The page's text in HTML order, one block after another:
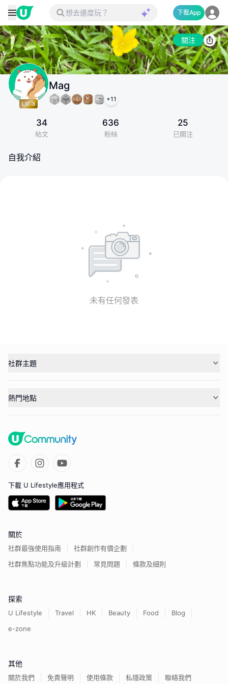
下載App
關注
Mag
+11
34
帖文
636
粉絲
25
已關注
自我介紹
未有任何發表
社群主題
熱門地點
下載 U Lifestyle應用程式
關於
社群最強使用指南
社群創作有價企劃
社群焦點功能及升級計劃
常見問題 條款及細則
探索
U Lifestyle Travel HK Beauty Food
Blog
e-zone
其他
關於我們 免責聲明 使用條款 私隱政策 聯絡我們